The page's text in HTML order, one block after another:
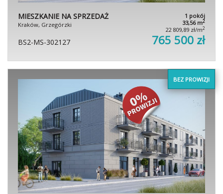
MIESZKANIE NA SPRZEDAŻ
Kraków, Grzegórzki
1 pokój
33,56 m2
22 809,89 zł/m2
BS2-MS-302127 765 500 zł
BEZ PROWIZJI